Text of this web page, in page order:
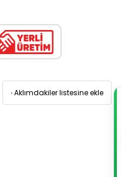
·Aklımdakiler listesine ekle